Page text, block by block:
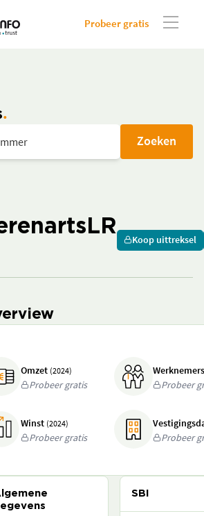
Probeer gratis
Zoeken
Koop uittreksel
Omzet (2024)
Probeer gratis
Probeer
Winst (2024)
Probeer gratis
Probeer
SBI